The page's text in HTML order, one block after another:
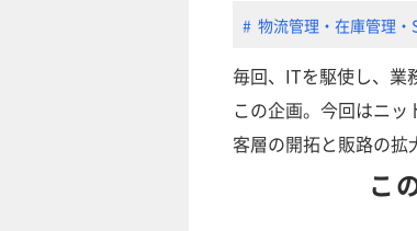
物流管理・在庫管理・
毎回、ITを駆使し、業
この企画。今回はニ
客層の開拓と販路の拡
こ